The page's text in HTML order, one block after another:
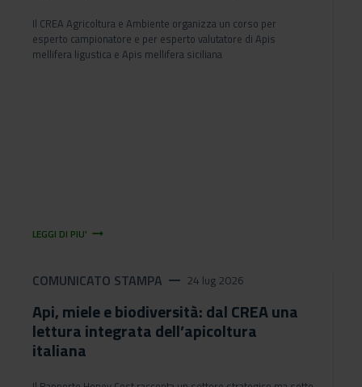
Il CREA Agricoltura e Ambiente organizza un corso per
esperto campionatore e per esperto valutatore di Apis
mellifera ligustica e Apis mellifera siciliana
LEGGI DI PIU' arrow_right_alt
COMUNICATO STAMPA remove 24 lug 2026
Api, miele e biodiversità: dal CREA una
lettura integrata dell’apicoltura
italiana